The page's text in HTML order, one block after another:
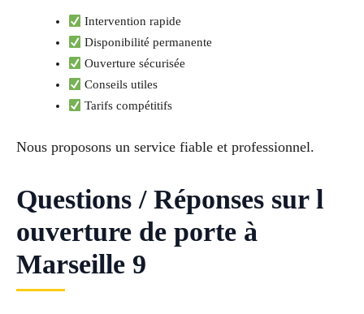
Intervention rapide
Disponibilité permanente
Ouverture sécurisée
Conseils utiles
Tarifs compétitifs
Nous proposons un service fiable et professionnel.
Questions / Réponses sur l
ouverture de porte à
Marseille 9